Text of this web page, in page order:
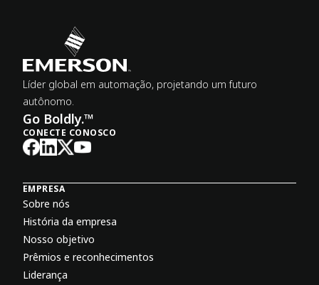
Líder global em automação, projetando um futuro
autônomo.
Go Boldly.™
CONECTE CONOSCO
EMPRESA
Sobre nós
História da empresa
Nosso objetivo
Prêmios e reconhecimentos
Liderança